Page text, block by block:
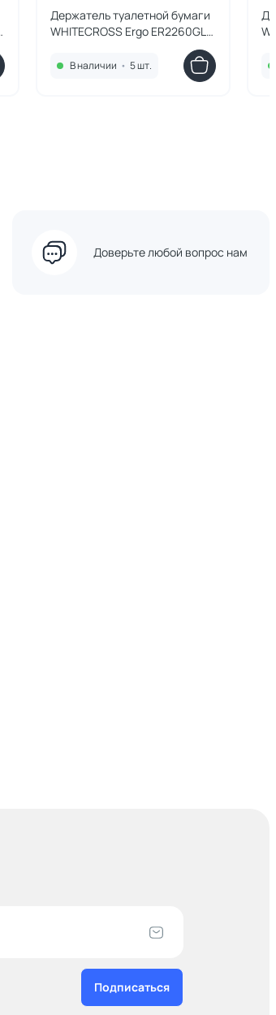
Держатель туалетной бумаги
WHITECROSS Ergo ER2260GL,
В наличии • 5 шт.
Доверьте любой вопрос нам
Подписаться